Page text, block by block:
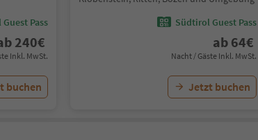
Pass
240€
Inkl. MwSt.
buchen
Südtirol Guest Pass
ab 64€
Nacht / Gäste Inkl. MwSt.
Jetzt buchen